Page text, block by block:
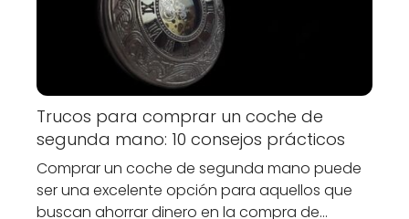
Trucos para comprar un coche de
segunda mano: 10 consejos prácticos
Comprar un coche de segunda mano puede
ser una excelente opción para aquellos que
buscan ahorrar dinero en la compra de…